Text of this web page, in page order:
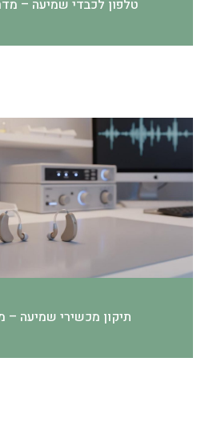
טלפון לכבדי שמיעה –
תיקון מכשירי שמיעה –